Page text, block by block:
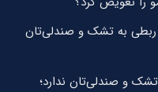
ربطی به تشک و صندلی‌تان
و صندلی‌تان ندارد؛